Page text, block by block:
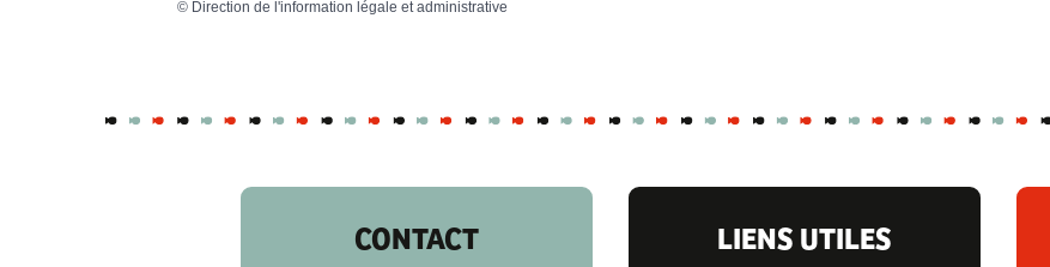
© Direction de l'information légale et administrative
CONTACT LIENS UTILES